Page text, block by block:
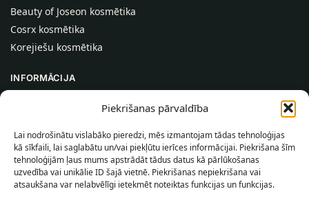
Piekrišanas pārvaldība
Lai nodrošinātu vislabāko pieredzi, mēs izmantojam tādas tehnoloģijas
kā sīkfaili, lai saglabātu un/vai piekļūtu ierīces informācijai. Piekrišana šīm
tehnoloģijām ļaus mums apstrādāt tādus datus kā pārlūkošanas
uzvedība vai unikālie ID šajā vietnē. Piekrišanas nepiekrišana vai
atsaukšana var nelabvēlīgi ietekmēt noteiktas funkcijas un funkcijas.
Beauty of Joseon kosmētika
Cosrx kosmētika
Korejiešu kosmētika
INFORMĀCIJA
Palīdzība
INFORMĀCIJA PIRCĒJAM
Piegādes nosacījumi